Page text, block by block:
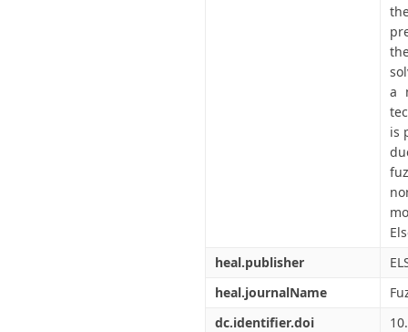
a
is
heal.publisher
heal.journalName
dc.identifier.doi